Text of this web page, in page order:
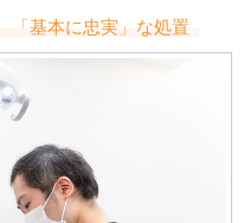
「基本に忠実」な処置